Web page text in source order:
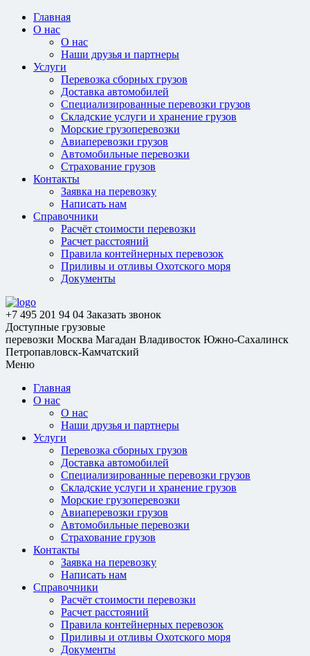
Главная
О нас
О нас
Наши друзья и партнеры
Услуги
Перевозка сборных грузов
Доставка автомобилей
Специализированные перевозки грузов
Складские услуги и хранение грузов
Морские грузоперевозки
Авиаперевозки грузов
Автомобильные перевозки
Страхование грузов
Контакты
Заявка на перевозку
Написать нам
Справочники
Расчёт стоимости перевозки
Расчет расстояний
Правила контейнерных перевозок
Приливы и отливы Охотского моря
Документы
+7 495 201 94 04 Заказать звонок
Доступные грузовые
перевозки Москва Магадан Владивосток Южно-Сахалинск
Петропавловск-Камчатский
Меню
Главная
О нас
О нас
Наши друзья и партнеры
Услуги
Перевозка сборных грузов
Доставка автомобилей
Специализированные перевозки грузов
Складские услуги и хранение грузов
Морские грузоперевозки
Авиаперевозки грузов
Автомобильные перевозки
Страхование грузов
Контакты
Заявка на перевозку
Написать нам
Справочники
Расчёт стоимости перевозки
Расчет расстояний
Правила контейнерных перевозок
Приливы и отливы Охотского моря
Документы